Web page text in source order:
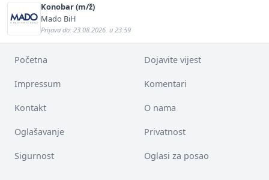
Konobar (m/ž)
Mado BiH
Prijava do: 23.08.2026. u 23:59
Početna Dojavite vijest
Impressum Komentari
Kontakt O nama
Oglašavanje Privatnost
Sigurnost Oglasi za posao